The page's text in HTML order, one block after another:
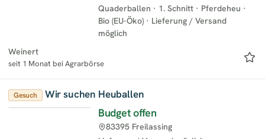
Quaderballen · 1. Schnitt · Pferdeheu ·
Bio (EU-Öko) · Lieferung / Versand
möglich
Weinert
seit 1 Monat bei Agrarbörse
Gesuch Wir suchen Heuballen
Budget offen
83395 Freilassing